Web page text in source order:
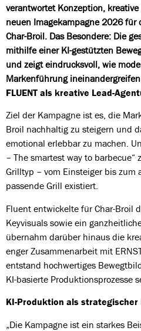
verantwortet Konzeption,
neuen Imagekampagne 2026
Char-Broil. Das Besondere: Die
mithilfe einer KI-gestützten
und zeigt eindrucksvoll, wie
Markenführung
FLUENT als kreative Lead-
Ziel der Kampagne ist es, die
Broil nachhaltig zu steigern und
emotional erlebbar zu machen.
– The smartest way to barbecue“
Grilltyp – vom Einsteiger bis zum
passende Grill existiert.
Fluent entwickelte für Char-Broil
Keyvisuals sowie ein
übernahm darüber hinaus die
enger Zusammenarbeit mit
entstand hochwertiges
KI-basierte Produktionsprozesse
KI-Produktion als strategischer
„Die Kampagne ist ein starkes